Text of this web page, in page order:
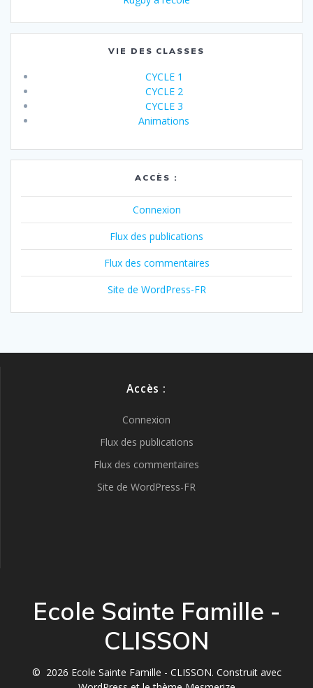
VIE DES CLASSES
CYCLE 1
CYCLE 2
CYCLE 3
Animations
ACCÈS :
Connexion
Flux des publications
Flux des commentaires
Site de WordPress-FR
Accès :
Connexion
Flux des publications
Flux des commentaires
Site de WordPress-FR
Ecole Sainte Famille -
CLISSON
© 2026 Ecole Sainte Famille - CLISSON. Construit avec